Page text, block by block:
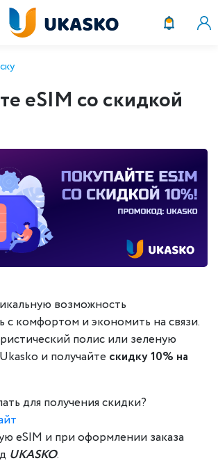
eSIM со скидкой
возможность
с комфортом и экономить на связи.
полис или зеленую
и получайте скидку 10% на
для получения скидки?
eSIM и при оформлении заказа
UKASKO.